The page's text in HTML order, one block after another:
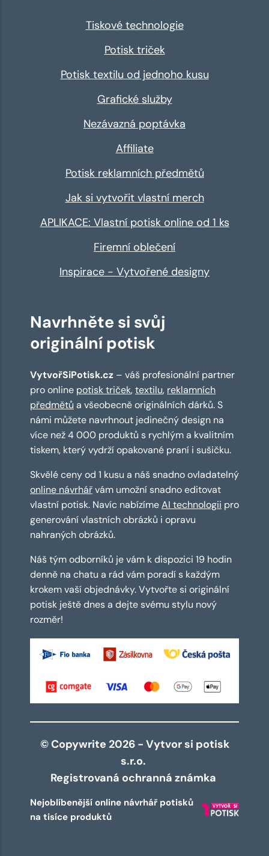
Tiskové technologie
Potisk triček
Potisk textilu od jednoho kusu
Grafické služby
Nezávazná poptávka
Affiliate
Potisk reklamních předmětů
Jak si vytvořit vlastní merch
APLIKACE: Vlastní potisk online od 1 ks
Firemní oblečení
Inspirace - Vytvořené designy
Navrhněte si svůj
originální potisk
VytvořSiPotisk.cz – váš profesionální partner
pro online potisk triček,textilu, reklamních
předmětů a všeobecně originálních dárků. S
námi můžete navrhnout jedinečný design na
více než 4 000 produktů s rychlým a kvalitním
tiskem, který vydrží opakované praní i sušičku.
Skvělé ceny od 1 kusu a náš snadno ovladatelný
online návrhářvám umožní snadno editovat
vlastní potisk. Navíc nabízímeAI technologii pro
generování vlastních obrázků i opravu
nahraných obrázků.
Náš tým odborníků je vám k dispozici 19 hodin
denně na chatu a rád vám poradí s každým
krokem vaší objednávky. Vytvořte si originální
potisk ještě dnes a dejte svému stylu nový
rozměr!
© Copywrite 2026 - Vytvor si potisk
s.r.o.
Registrovaná ochranná známka
Nejoblíbenější online návrhář potisků
na tisíce produktů